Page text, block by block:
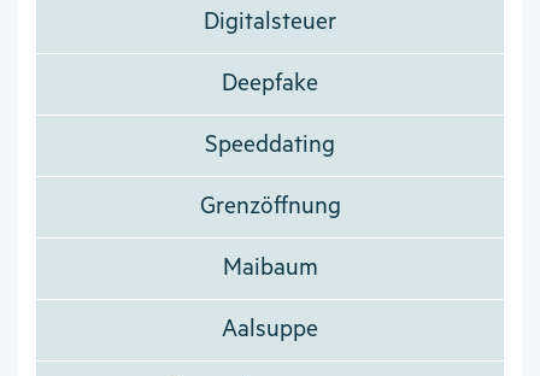
Digitalsteuer
Deepfake
Speeddating
Grenzöffnung
Maibaum
Aalsuppe